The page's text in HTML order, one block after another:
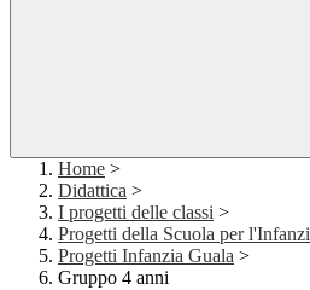
Home >
Didattica >
I progetti delle classi >
Progetti della Scuola per
Progetti Infanzia Guala >
Gruppo 4 anni